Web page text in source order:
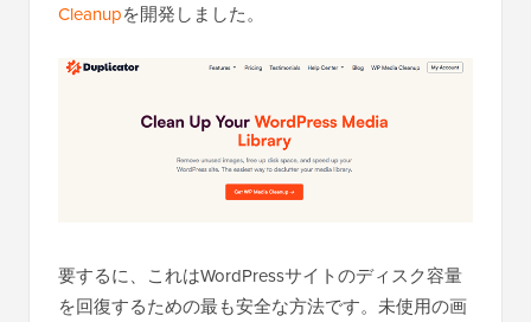
Cleanupを開発しました。
要するに、これはWordPressサイトのディスク容量
を回復するための最も安全な方法です。未使用の画